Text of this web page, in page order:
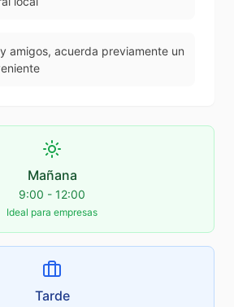
amigos, acuerda previamente un
Mañana
9:00 - 12:00
Ideal para empresas
Tarde